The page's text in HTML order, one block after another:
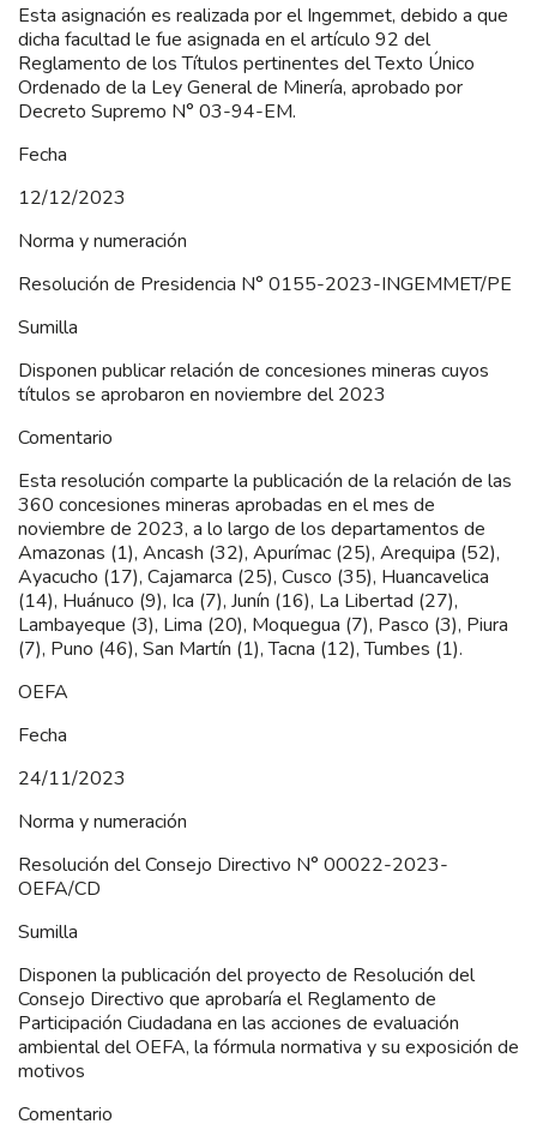
Esta asignación es realizada por el Ingemmet, debido a que
dicha facultad le fue asignada en el artículo 92 del
Reglamento de los Títulos pertinentes del Texto Único
Ordenado de la Ley General de Minería, aprobado por
Decreto Supremo N° 03-94-EM.
Fecha
12/12/2023
Norma y numeración
Resolución de Presidencia N° 0155-2023-INGEMMET/PE
Sumilla
Disponen publicar relación de concesiones mineras cuyos
títulos se aprobaron en noviembre del 2023
Comentario
Esta resolución comparte la publicación de la relación de las
360 concesiones mineras aprobadas en el mes de
noviembre de 2023, a lo largo de los departamentos de
Amazonas (1), Ancash (32), Apurímac (25), Arequipa (52),
Ayacucho (17), Cajamarca (25), Cusco (35), Huancavelica
(14), Huánuco (9), Ica (7), Junín (16), La Libertad (27),
Lambayeque (3), Lima (20), Moquegua (7), Pasco (3), Piura
(7), Puno (46), San Martín (1), Tacna (12), Tumbes (1).
OEFA
Fecha
24/11/2023
Norma y numeración
Resolución del Consejo Directivo N° 00022-2023-
OEFA/CD
Sumilla
Disponen la publicación del proyecto de Resolución del
Consejo Directivo que aprobaría el Reglamento de
Participación Ciudadana en las acciones de evaluación
ambiental del OEFA, la fórmula normativa y su exposición de
motivos
Comentario